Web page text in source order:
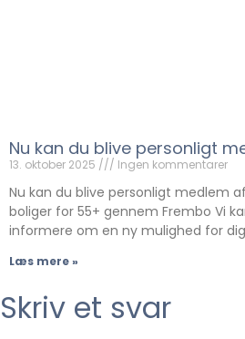
Nu kan du blive personligt
13. oktober 2025 Ingen kommentarer
Nu kan du blive personligt medlem
boliger for 55+ gennem Frembo Vi
informere om en ny mulighed for
Læs mere »
Skriv et svar